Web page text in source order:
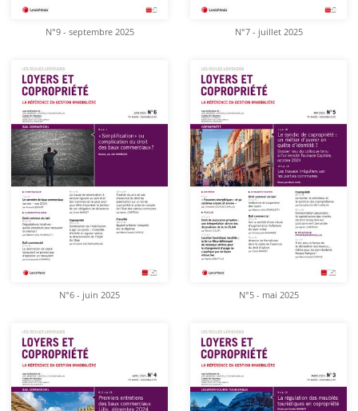
N°9 - septembre 2025 N°7 - juillet 2025
N°6 - juin 2025 N°5 - mai 2025